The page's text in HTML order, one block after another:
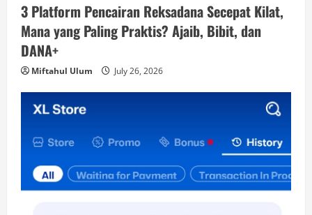
3 Platform Pencairan Reksadana Secepat Kilat,
Mana yang Paling Praktis? Ajaib, Bibit, dan
DANA+
Miftahul Ulum July 26, 2026